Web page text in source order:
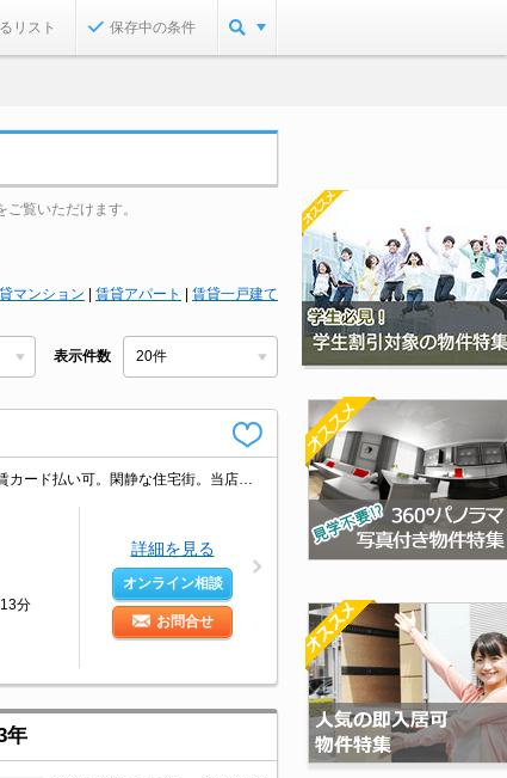
リスト 保存中の条件
覧いただけます。
マンション 賃貸アパート 賃貸一戸建て
表示件数
分
詳細を見る
オンライン相談
お問合せ
年